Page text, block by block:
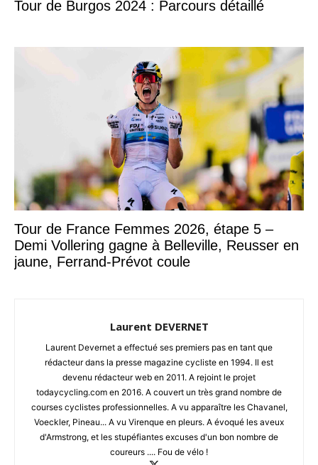
Tour de Burgos 2024 : Parcours détaillé
Tour de France Femmes 2026, étape 5 –
Demi Vollering gagne à Belleville, Reusser en
jaune, Ferrand-Prévot coule
Laurent DEVERNET
Laurent Devernet a effectué ses premiers pas en tant que
rédacteur dans la presse magazine cycliste en 1994. Il est
devenu rédacteur web en 2011. A rejoint le projet
todaycycling.com en 2016. A couvert un très grand nombre de
courses cyclistes professionnelles. A vu apparaître les Chavanel,
Voeckler, Pineau... A vu Virenque en pleurs. A évoqué les aveux
d'Armstrong, et les stupéfiantes excuses d'un bon nombre de
coureurs .... Fou de vélo !